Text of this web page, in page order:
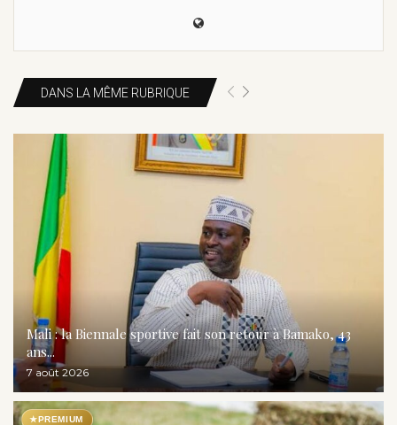
DANS LA MÊME RUBRIQUE
Mali : la Biennale sportive fait son retour à Bamako, 43
ans...
7 août 2026
★PREMIUM